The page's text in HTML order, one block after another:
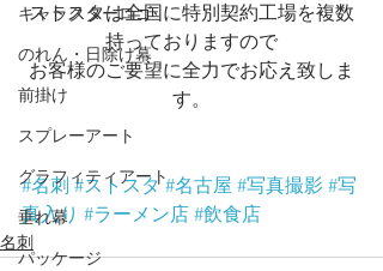
キャラクターロゴ
のれん・日除け幕
前掛け
スプレーアート
グラフィティアート
垂れ幕
パッケージ
ストスタは全国に特別契約工場を複数
持っておりますので
お客様のご要望に全力でお応え致しま
す。
#名刺 #ストスタ #名古屋 #写真撮影 #写
真入り #ラーメン店 #飲食店
名刺